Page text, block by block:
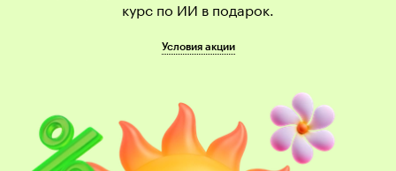
курс по ИИ в подарок.
Условия акции